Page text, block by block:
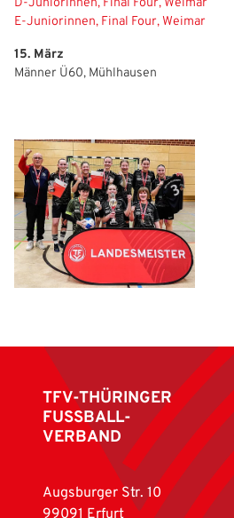
E-Juniorinnen, Final Four, Weimar
15. März
Männer Ü60, Mühlhausen
TFV-THÜRINGER
FUSSBALL-
VERBAND
Augsburger Str. 10
99091 Erfurt